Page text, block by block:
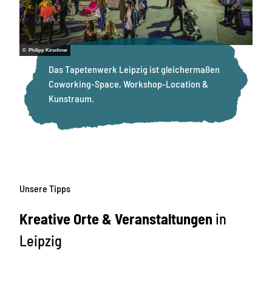
© Philipp Kirschner
Das Tapetenwerk Leipzig ist gleichermaßen
Coworking-Space, Workshop-Location &
Kunstraum.
Unsere Tipps
Kreative Orte & Veranstaltungen in
Leipzig